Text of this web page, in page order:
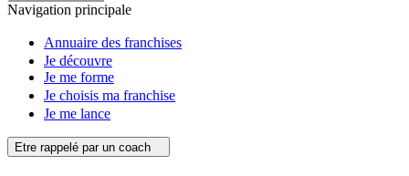
Navigation principale
Annuaire des franchises
Je découvre
Je me forme
Je choisis ma franchise
Je me lance
Etre rappelé par un coach